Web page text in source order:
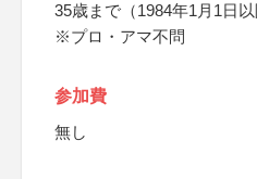
35歳まで（1984年1月1日
※プロ・アマ不問
参加費
無し